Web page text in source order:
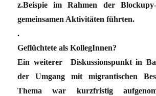
z.Beispie im Rahmen der
gemeinsamen Aktivitäten führten.
.
Geflüchtete als KollegInnen?
Ein weiterer Diskussionspunkt in
der Umgang mit migrantischen
Thema war kurzfristig